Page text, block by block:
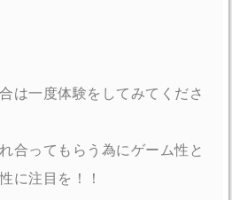
は一度体験をしてみてくださ
合ってもらう為にゲーム性と
に注目を！！